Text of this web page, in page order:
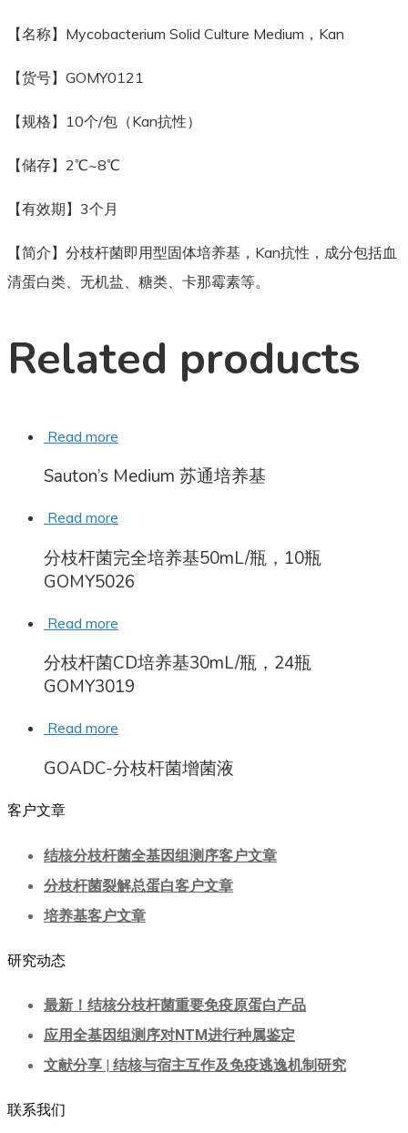
【名称】Mycobacterium Solid Culture Medium，Kan
【货号】GOMY0121
【规格】10个/包（Kan抗性）
【储存】2℃~8℃
【有效期】3个月
【简介】分枝杆菌即用型固体培养基，Kan抗性，成分包括血
清蛋白类、无机盐、糖类、卡那霉素等。
Related products
Read more
Sauton’s Medium 苏通培养基
Read more
分枝杆菌完全培养基50mL/瓶，10瓶
GOMY5026
Read more
分枝杆菌CD培养基30mL/瓶，24瓶
GOMY3019
Read more
GOADC-分枝杆菌增菌液
客户文章
结核分枝杆菌全基因组测序客户文章
分枝杆菌裂解总蛋白客户文章
培养基客户文章
研究动态
最新！结核分枝杆菌重要免疫原蛋白产品
应用全基因组测序对NTM进行种属鉴定
文献分享 | 结核与宿主互作及免疫逃逸机制研究
联系我们